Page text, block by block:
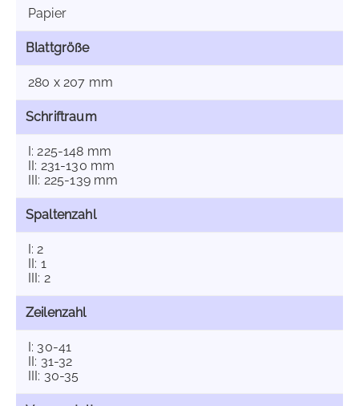
Papier
Blattgröße
280 x 207 mm
Schriftraum
I: 225-148 mm
II: 231-130 mm
III: 225-139 mm
Spaltenzahl
I: 2
II: 1
III: 2
Zeilenzahl
I: 30-41
II: 31-32
III: 30-35